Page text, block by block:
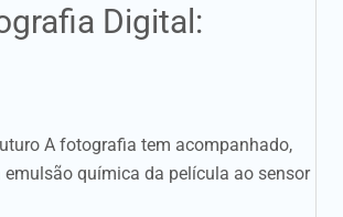
Digital:
A fotografia tem acompanhado,
química da película ao sensor